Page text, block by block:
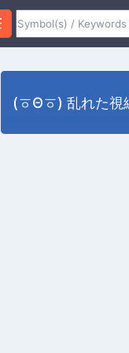
(ㆆΘㆆ) 乱れた視